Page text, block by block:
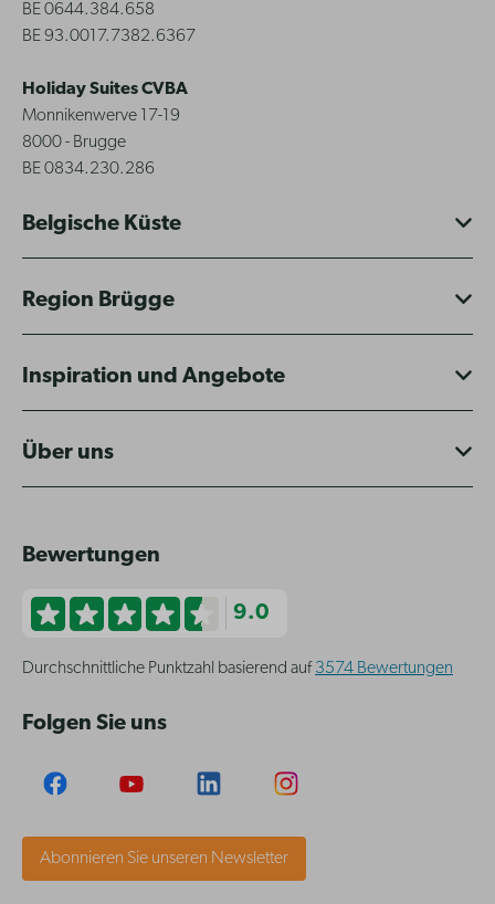
BE 0644.384.658
BE 93.0017.7382.6367
Holiday Suites CVBA
Monnikenwerve 17-19
8000 - Brugge
BE 0834.230.286
Belgische Küste
Region Brügge
Inspiration und Angebote
Über uns
Bewertungen
9.0
Durchschnittliche Punktzahl basierend auf 3574 Bewertungen
Folgen Sie uns
Abonnieren Sie unseren Newsletter